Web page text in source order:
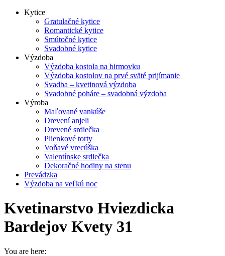
Kytice
Gratulačné kytice
Romantické kytice
Smútočné kytice
Svadobné kytice
Výzdoba
Výzdoba kostola na birmovku
Výzdoba kostolov na prvé sväté prijímanie
Svadba – kvetinová výzdoba
Svadobné poháre – svadobná výzdoba
Výroba
Maľované vankúše
Drevení anjeli
Drevené srdiečka
Plienkové torty
Voňavé vrecúška
Valentínske srdiečka
Dekoračné hodiny na stenu
Prevádzka
Výzdoba na veľkú noc
Kvetinarstvo Hviezdicka
Bardejov Kvety 31
You are here: